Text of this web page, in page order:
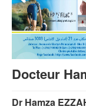
Docteur
Dr Hamza